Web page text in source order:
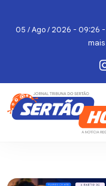
05 / Ago / 2026 - 09:26 -